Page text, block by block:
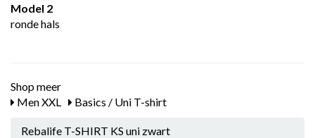
Model 2
ronde hals
Shop meer
Men XXL
Basics / Uni T-shirt
Rebalife T-SHIRT KS uni zwart